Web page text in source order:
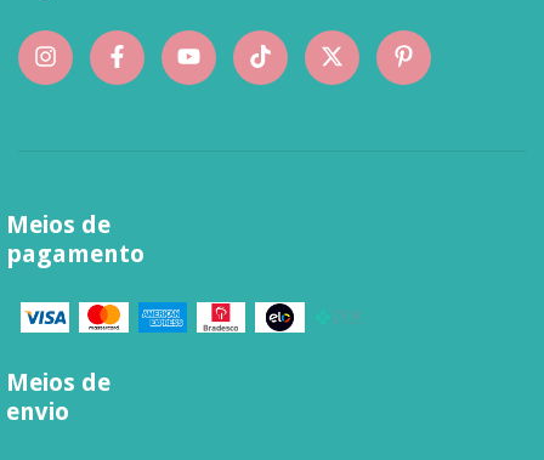
Meios de
pagamento
Meios de
envio